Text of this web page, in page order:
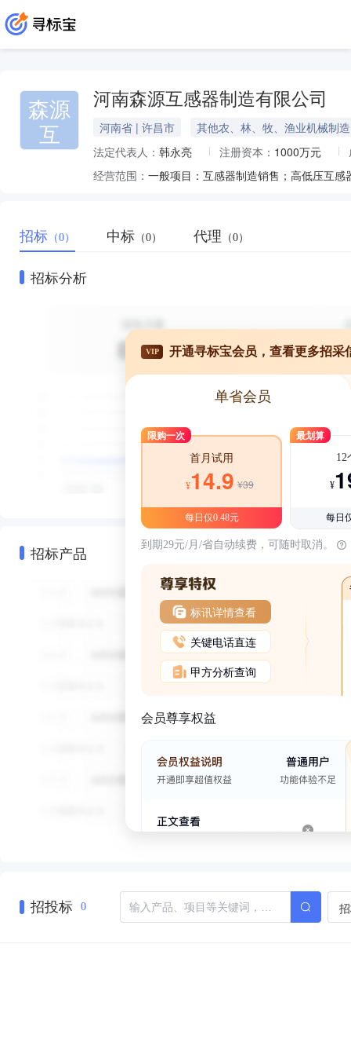
森源
互
河南森源互感器制造有限公司
河南省 | 许昌市
其他农、林、牧、渔业机械制造
法定代表人： 韩永亮 注册资本： 1000万元
经营范围：
招标 （0） 中标 （0） 代理 （0）
招标分析
招标产品
VIP 开通寻标宝会员，查看更多招采
单省会员
限购一次
首月试用
¥14.9 ¥39
每日仅0.48元
最划算
12
¥
每日
到期29元/月/省自动续费，可随时取消。
标讯详情查看
关键电话直连
甲方分析查询
会员尊享权益
招投标 0